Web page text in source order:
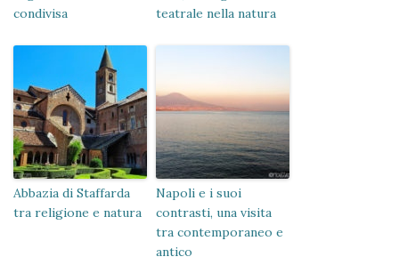
condivisa
teatrale nella natura
Abbazia di Staffarda
tra religione e natura
Napoli e i suoi
contrasti, una visita
tra contemporaneo e
antico